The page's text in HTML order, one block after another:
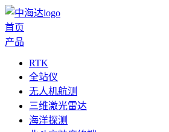
首页
产品
RTK
全站仪
无人机航测
三维激光雷达
海洋探测